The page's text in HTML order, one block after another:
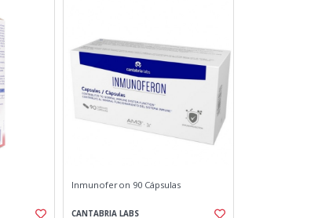
Inmunoferon 90 Cápsulas
CANTABRIA LABS